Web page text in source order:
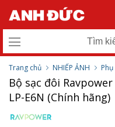
Trang chủ NHIẾP ẢNH
Bộ sạc đôi
LP-E6N (Chính hãng)